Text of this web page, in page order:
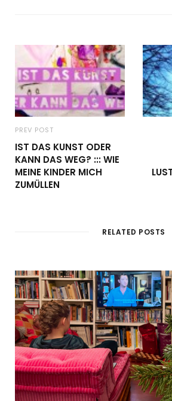
PREV POST
IST DAS KUNST ODER
KANN DAS WEG? ::: WIE
MEINE KINDER MICH
ZUMÜLLEN
RELATED POSTS